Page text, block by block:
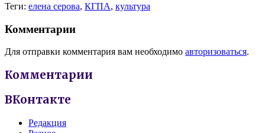
Теги: елена серова, КГПА, культура
Комментарии
Для отправки комментария вам необходимо авторизоваться.
Комментарии
ВКонтакте
Редакция